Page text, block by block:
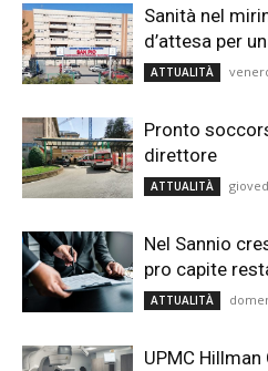
Sanità nel
d’attesa per
ATTUALITÀ
Pronto
direttore
ATTUALITÀ
Nel Sannio
pro capite
ATTUALITÀ
UPMC